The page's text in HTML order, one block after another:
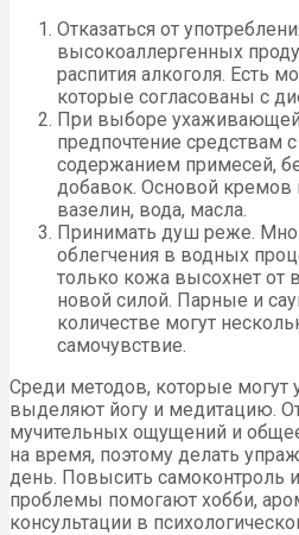
Отказаться от
высокоаллергенных
распития алкоголя. Есть
которые согласованы с
При выборе ухаживающей
предпочтение средствам
содержанием примесей,
добавок. Основой
вазелин, вода, масла.
Принимать душ реже.
облегчения в водных
только кожа высохнет от
новой силой. Парные и
количестве могут
самочувствие.
Среди методов, которые могут
выделяют йогу и медитацию.
мучительных ощущений и
на время, поэтому делать
день. Повысить самоконтроль
проблемы помогают хобби,
консультации в